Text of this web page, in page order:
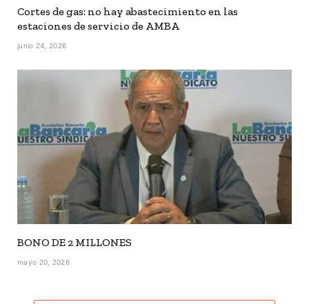
Cortes de gas: no hay abastecimiento en las
estaciones de servicio de AMBA
junio 24, 2026
BONO DE 2 MILLONES
mayo 20, 2026